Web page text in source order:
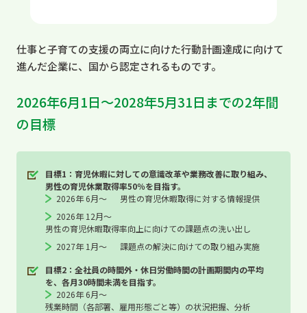
仕事と子育ての支援の両立に向けた行動計画達成に向けて
進んだ企業に、国から認定されるものです。
2026年6月1日～2028年5月31日までの2年間
の目標
目標1：育児休暇に対しての意識改革や業務改善に取り組み、
男性の育児休業取得率50％を目指す。
2026年 6月～
男性の育児休暇取得に対する情報提供
2026年 12月～
男性の育児休暇取得率向上に向けての課題点の洗い出し
2027年 1月～
課題点の解決に向けての取り組み実施
目標2：全社員の時間外・休日労働時間の計画期間内の平均
を、各月30時間未満を目指す。
2026年 6月～
残業時間（各部署、雇用形態ごと等）の状況把握、分析